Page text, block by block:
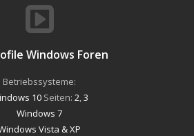
Windows Foren
Betriebssysteme:
10Seiten: 2 3
Windows 7
Vista & XP